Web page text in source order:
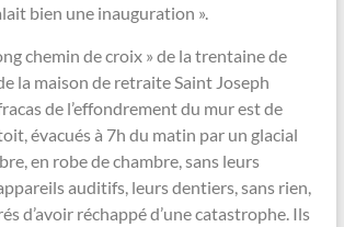
bien une inauguration ».
chemin de croix » de la trentaine de
la maison de retraite Saint Joseph
de l’effondrement du mur est de
évacués à 7h du matin par un glacial
en robe de chambre, sans leurs
auditifs, leurs dentiers, sans rien,
d’avoir réchappé d’une catastrophe. Ils